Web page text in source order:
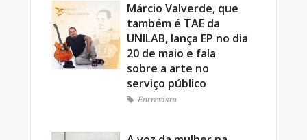
Márcio Valverde, que
também é TAE da
UNILAB, lança EP no dia
20 de maio e fala
sobre a arte no
serviço público
Entrevista